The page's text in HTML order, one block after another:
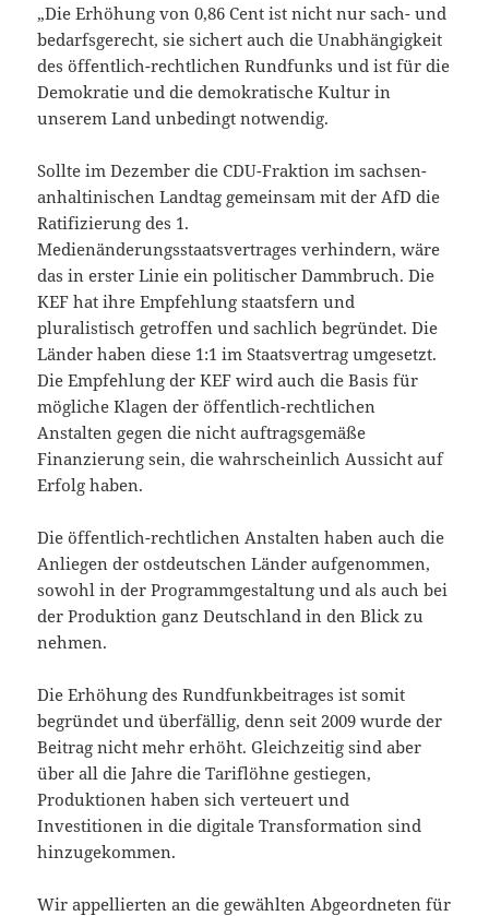
„Die Erhöhung von 0,86 Cent ist nicht nur sach- und
bedarfsgerecht, sie sichert auch die Unabhängigkeit
des öffentlich-rechtlichen Rundfunks und ist für die
Demokratie und die demokratische Kultur in
unserem Land unbedingt notwendig.
Sollte im Dezember die CDU-Fraktion im sachsen-
anhaltinischen Landtag gemeinsam mit der AfD die
Ratifizierung des 1.
Medienänderungsstaatsvertrages verhindern, wäre
das in erster Linie ein politischer Dammbruch. Die
KEF hat ihre Empfehlung staatsfern und
pluralistisch getroffen und sachlich begründet. Die
Länder haben diese 1:1 im Staatsvertrag umgesetzt.
Die Empfehlung der KEF wird auch die Basis für
mögliche Klagen der öffentlich-rechtlichen
Anstalten gegen die nicht auftragsgemäße
Finanzierung sein, die wahrscheinlich Aussicht auf
Erfolg haben.
Die öffentlich-rechtlichen Anstalten haben auch die
Anliegen der ostdeutschen Länder aufgenommen,
sowohl in der Programmgestaltung und als auch bei
der Produktion ganz Deutschland in den Blick zu
nehmen.
Die Erhöhung des Rundfunkbeitrages ist somit
begründet und überfällig, denn seit 2009 wurde der
Beitrag nicht mehr erhöht. Gleichzeitig sind aber
über all die Jahre die Tariflöhne gestiegen,
Produktionen haben sich verteuert und
Investitionen in die digitale Transformation sind
hinzugekommen.
Wir appellierten an die gewählten Abgeordneten für